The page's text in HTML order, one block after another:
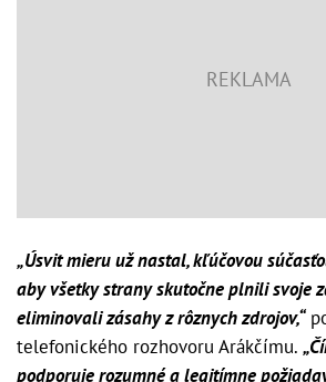
„Úsvit mieru už nastal, kľúčovou
aby všetky strany skutočne plnili svoje
eliminovali zásahy z rôznych zdrojov,“
telefonického rozhovoru Arákčímu.
podporuje rozumné a legitímne